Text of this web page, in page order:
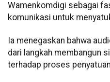
Wamenkomdigi sebagai
komunikasi untuk
Ia menegaskan bahwa
dari langkah membangun
terhadap proses